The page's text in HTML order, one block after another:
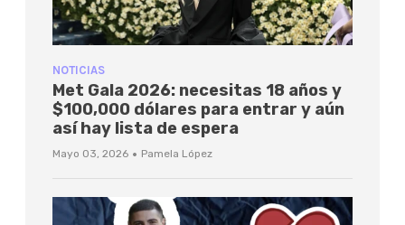
NOTICIAS
Met Gala 2026: necesitas 18 años y
$100,000 dólares para entrar y aún
así hay lista de espera
Mayo 03, 2026 · Pamela López